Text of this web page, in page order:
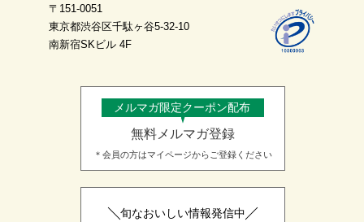
〒151-0051
東京都渋谷区千駄ヶ谷5-32-10
南新宿SKビル 4F
メルマガ限定クーポン配布
無料メルマガ登録
＊会員の方はマイページからご登録ください
旬なおいしい情報発信中